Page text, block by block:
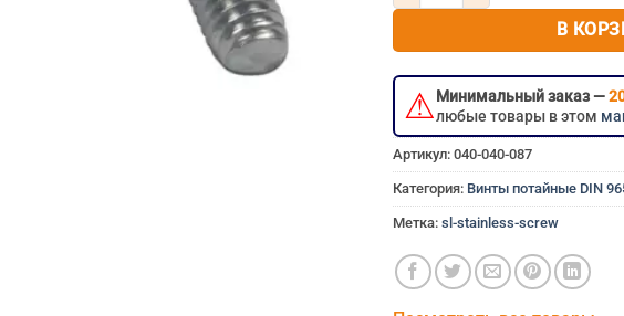
В
⚠Минимальный заказ —
любые товары в этом
Артикул: 040-040-087
Категория: Винты потайные DIN
Метка: sl-stainless-screw